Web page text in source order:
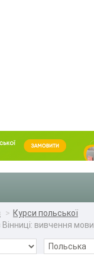
Курси польської
вивчення мови